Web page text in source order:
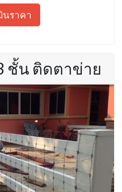
นราคา
ชั้น ติดตาข่าย